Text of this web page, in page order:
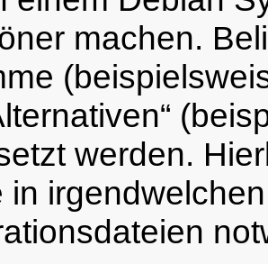
machen.
“
werden.
in irgendwelchen